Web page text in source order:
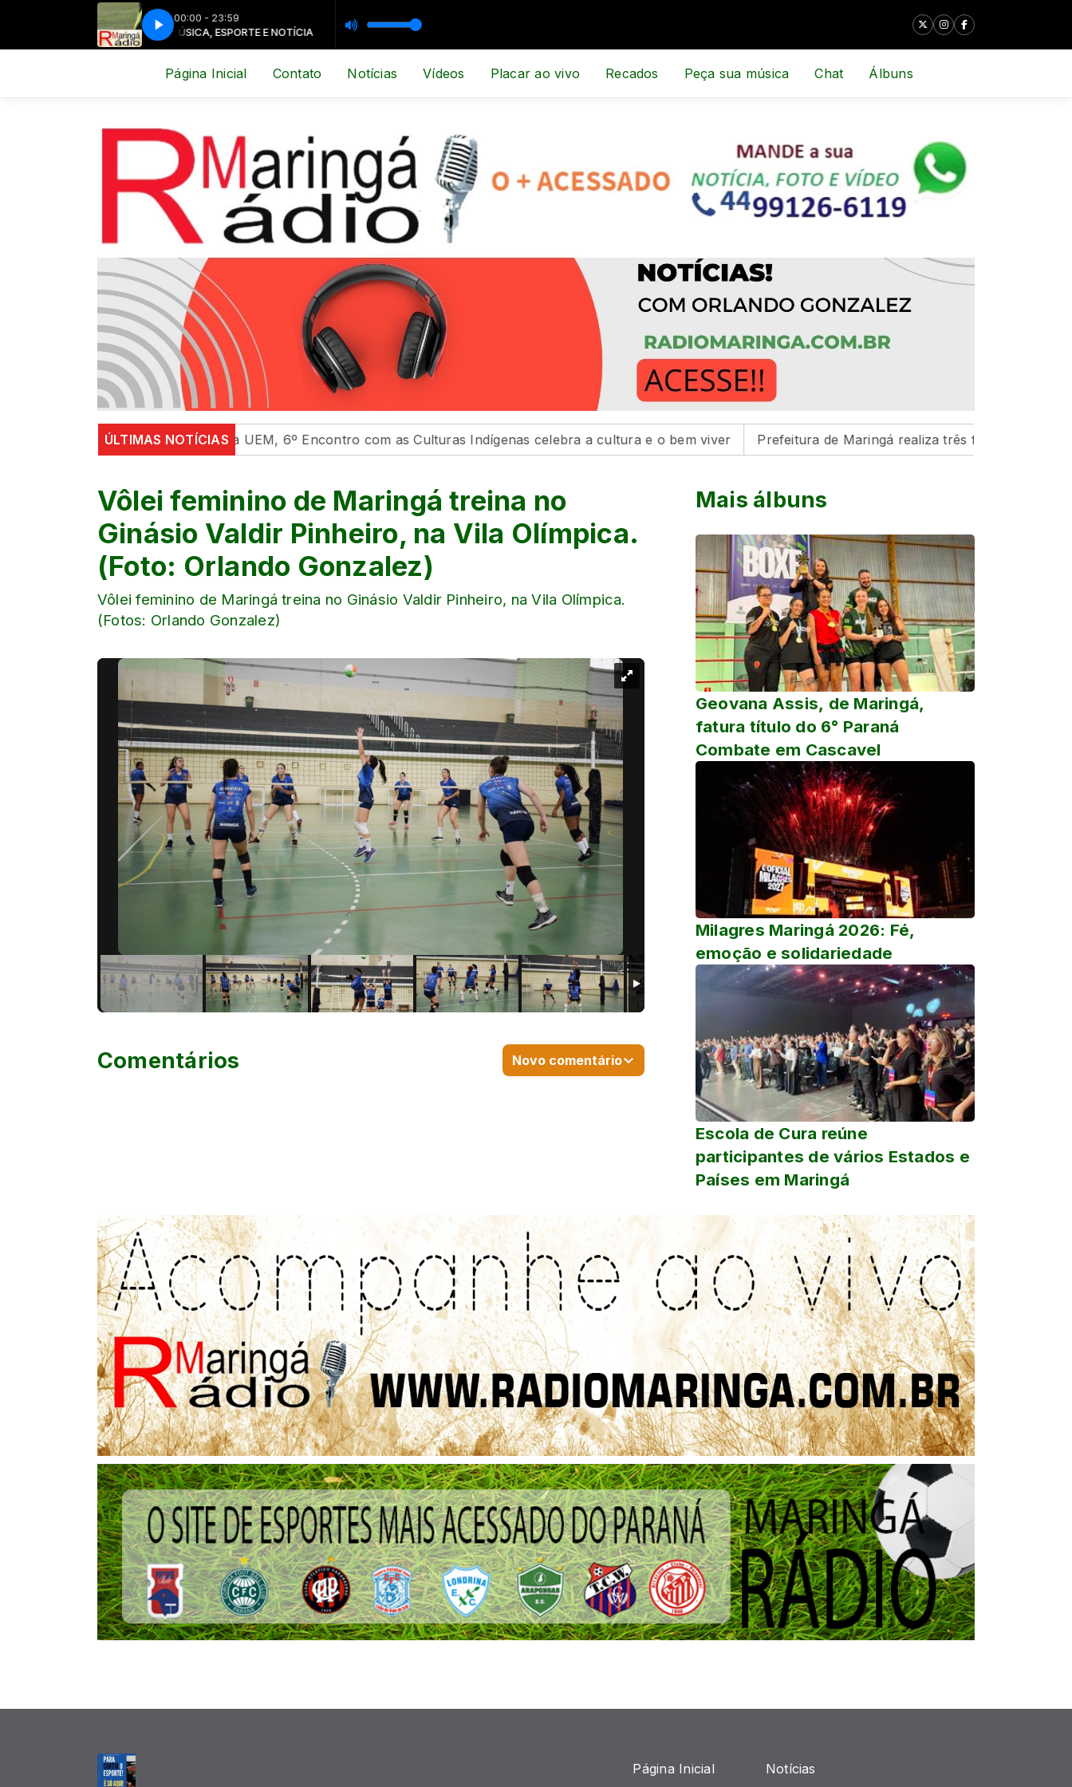
00:00 - 23:59
MÚSICA, ESPORTE E NOTÍCIA MÚSICA, ESPORTE E NOTÍCIA
Página Inicial Contato Notícias Vídeos Placar ao vivo Recados Peça sua música Chat Álbuns
ÚLTIMAS NOTÍCIAS
em universidades Na UEM, 6º Encontro com as Culturas Indígenas celebra a cultura e o bem viver Prefeitura de Maringá realiza três feiras de adoção de
Vôlei feminino de Maringá treina no
Ginásio Valdir Pinheiro, na Vila Olímpica.
(Foto: Orlando Gonzalez)
Vôlei feminino de Maringá treina no Ginásio Valdir Pinheiro, na Vila Olímpica.
(Fotos: Orlando Gonzalez)
Mais álbuns
Geovana Assis, de Maringá,
fatura título do 6° Paraná
Combate em Cascavel
Milagres Maringá 2026: Fé,
emoção e solidariedade
Escola de Cura reúne
participantes de vários Estados e
Países em Maringá
Comentários Novo comentário
Página Inicial Notícias